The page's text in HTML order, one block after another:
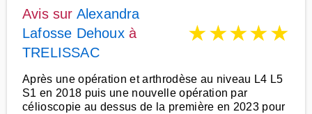
Avis sur Alexandra
Lafosse Dehouxà
TRELISSAC
★★★★★
Après une opération et arthrodèse au niveau L4 L5
S1 en 2018 puis une nouvelle opération par
célioscopie au dessus de la première en 2023 pour